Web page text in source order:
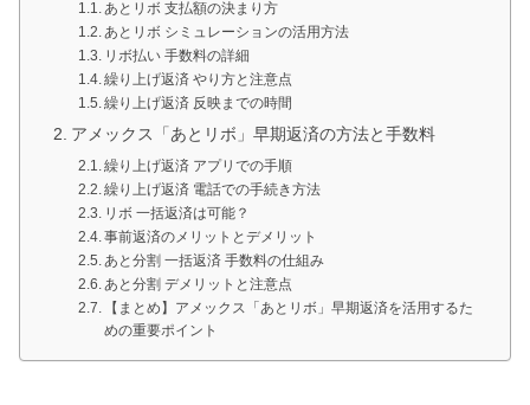
あとリボ 支払額の決まり方
あとリボ シミュレーションの活用方法
リボ払い 手数料の詳細
繰り上げ返済 やり方と注意点
繰り上げ返済 反映までの時間
アメックス「あとリボ」早期返済の方法と手数料
繰り上げ返済 アプリでの手順
繰り上げ返済 電話での手続き方法
リボ 一括返済は可能？
事前返済のメリットとデメリット
あと分割 一括返済 手数料の仕組み
あと分割 デメリットと注意点
【まとめ】アメックス「あとリボ」早期返済を活用するた
めの重要ポイント